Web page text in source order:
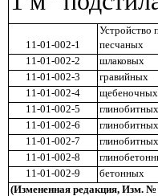
Устройство
11-01-002-1
песчаных
11-01-002-2 шлаковых
11-01-002-3 гравийных
11-01-002-4 щебеночных
11-01-002-5
11-01-002-6
11-01-002-7
11-01-002-8
11-01-002-9 бетонных
(Измененная редакция, Изм. №